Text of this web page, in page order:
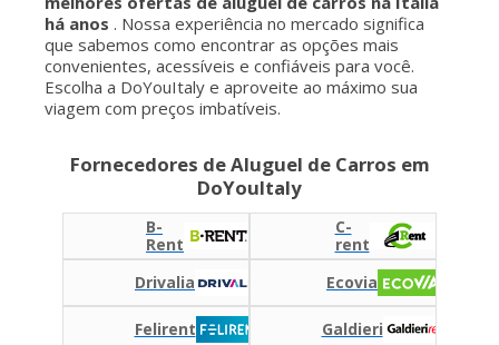
há anos . Nossa experiência no mercado significa
que sabemos como encontrar as opções mais
convenientes, acessíveis e confiáveis para você.
Escolha a DoYouItaly e aproveite ao máximo sua
viagem com preços imbatíveis.
Fornecedores de Aluguel de Carros em
DoYouItaly
B-
Rent
C-
rent
Drivalia
Ecovia
Felirent Galdieri